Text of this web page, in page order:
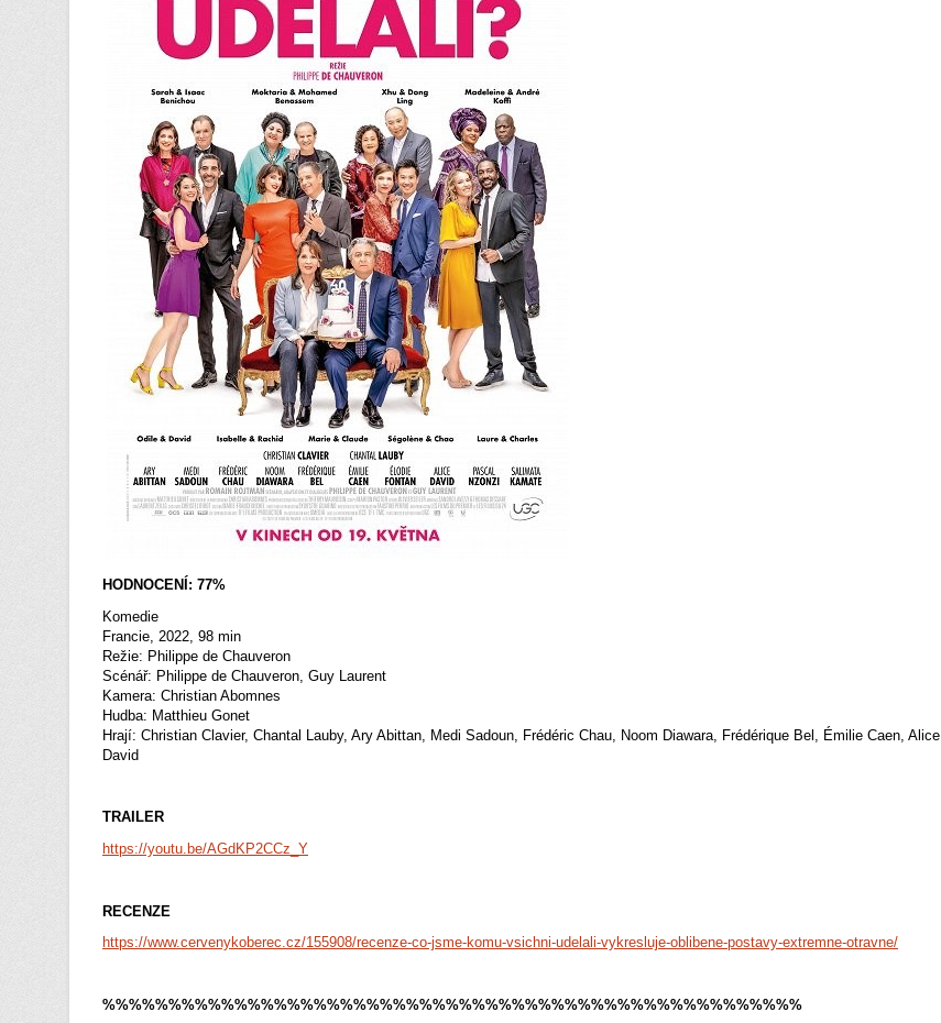
HODNOCENÍ: 77%
Komedie
Francie, 2022, 98 min
Režie: Philippe de Chauveron
Scénář: Philippe de Chauveron, Guy Laurent
Kamera: Christian Abomnes
Hudba: Matthieu Gonet
Hrají: Christian Clavier, Chantal Lauby, Ary Abittan, Medi Sadoun, Frédéric Chau, Noom Diawara, Frédérique Bel, Émilie Caen, Alice
David
TRAILER
https://youtu.be/AGdKP2CCz_Y
RECENZE
https://www.cervenykoberec.cz/155908/recenze-co-jsme-komu-vsichni-udelali-vykresluje-oblibene-postavy-extremne-otravne/
%%%%%%%%%%%%%%%%%%%%%%%%%%%%%%%%%%%%%%%%%%%%%%%%%%%%%